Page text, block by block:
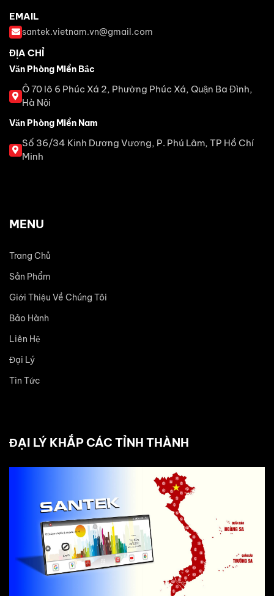
EMAIL
santek.vietnam.vn@gmail.com
ĐỊA CHỈ
Văn Phòng Miền Bắc
Ô 70 lô 6 Phúc Xá 2, Phường Phúc Xá, Quận Ba Đình,
Hà Nội
Văn Phòng Miền Nam
Số 36/34 Kinh Dương Vương, P. Phú Lâm, TP Hồ Chí
Minh
MENU
Trang Chủ
Sản Phẩm
Giới Thiệu Về Chúng Tôi
Bảo Hành
Liên Hệ
Đại Lý
Tin Tức
ĐẠI LÝ KHẮP CÁC TỈNH THÀNH